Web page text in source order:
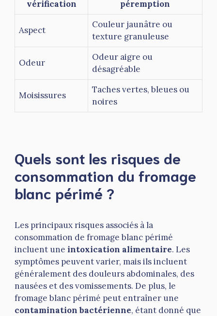
vérification péremption
Aspect
Couleur jaunâtre ou
texture granuleuse
Odeur
Odeur aigre ou
désagréable
Moisissures
Taches vertes, bleues ou
noires
Quels sont les risques de
consommation du fromage
blanc périmé ?
Les principaux risques associés à la
consommation de fromage blanc périmé
incluent une intoxication alimentaire. Les
symptômes peuvent varier, mais ils incluent
généralement des douleurs abdominales, des
nausées et des vomissements. De plus, le
fromage blanc périmé peut entraîner une
contamination bactérienne, étant donné que